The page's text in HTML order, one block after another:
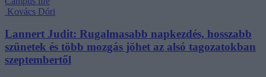
Kovács Dóri
Lannert Judit: Rugalmasabb napkezdés, hosszabb
szünetek és több mozgás jöhet az alsó tagozatokban
szeptembertől